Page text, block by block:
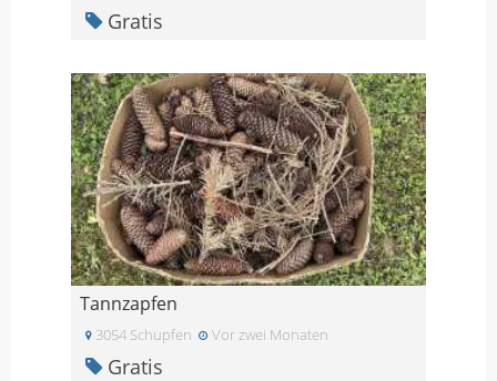
Gratis
Tannzapfen
3054 Schupfen Vor zwei Monaten
Gratis